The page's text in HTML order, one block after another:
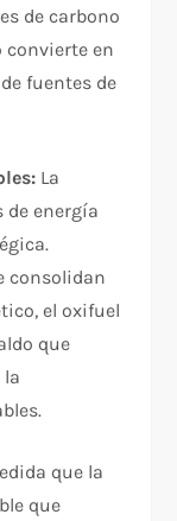
de carbono
convierte en
fuentes de
La
de energía
consolidan
el oxifuel
que
la
que la
que